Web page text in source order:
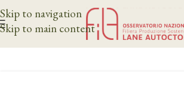
Skip to navigation
Skip to main content